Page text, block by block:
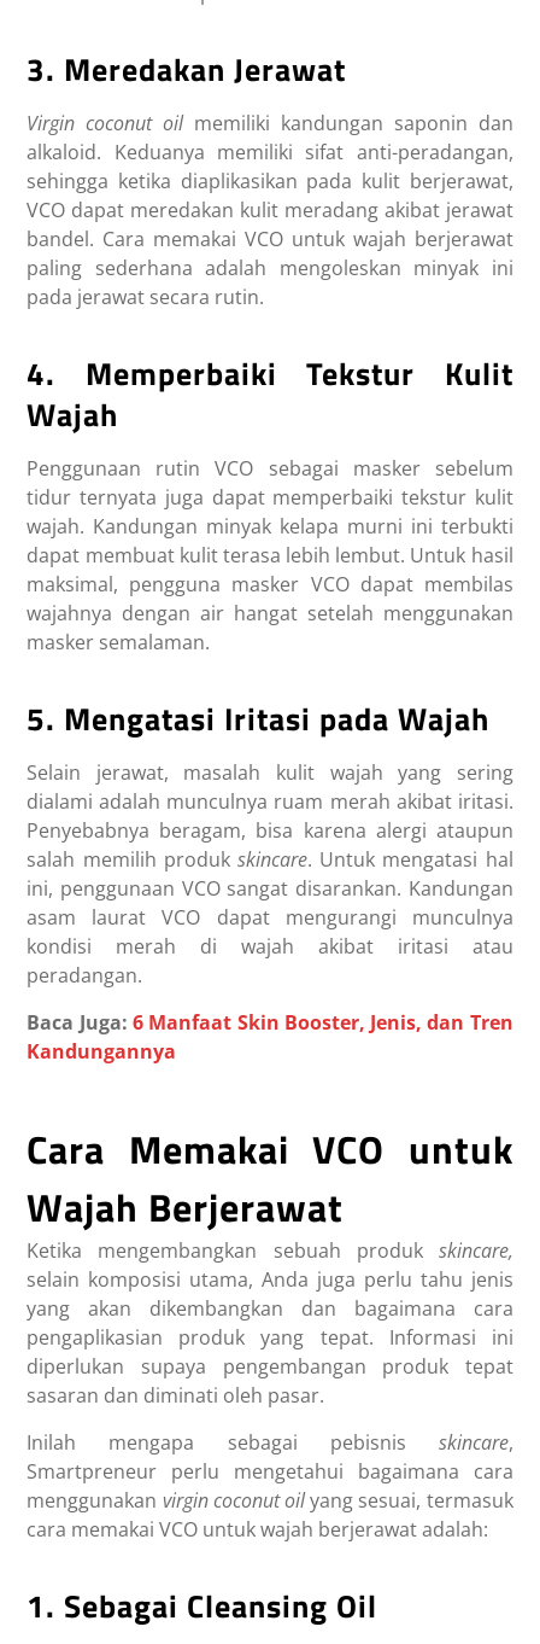
3. Meredakan Jerawat
Virgin coconut oil memiliki kandungan saponin dan
alkaloid. Keduanya memiliki sifat anti-peradangan,
sehingga ketika diaplikasikan pada kulit berjerawat,
VCO dapat meredakan kulit meradang akibat jerawat
bandel. Cara memakai VCO untuk wajah berjerawat
paling sederhana adalah mengoleskan minyak ini
pada jerawat secara rutin.
4. Memperbaiki Tekstur Kulit
Wajah
Penggunaan rutin VCO sebagai masker sebelum
tidur ternyata juga dapat memperbaiki tekstur kulit
wajah. Kandungan minyak kelapa murni ini terbukti
dapat membuat kulit terasa lebih lembut. Untuk hasil
maksimal, pengguna masker VCO dapat membilas
wajahnya dengan air hangat setelah menggunakan
masker semalaman.
5. Mengatasi Iritasi pada Wajah
Selain jerawat, masalah kulit wajah yang sering
dialami adalah munculnya ruam merah akibat iritasi.
Penyebabnya beragam, bisa karena alergi ataupun
salah memilih produk skincare. Untuk mengatasi hal
ini, penggunaan VCO sangat disarankan. Kandungan
asam laurat VCO dapat mengurangi munculnya
kondisi merah di wajah akibat iritasi atau
peradangan.
Baca Juga: 6 Manfaat Skin Booster, Jenis, dan Tren
Kandungannya
Cara Memakai VCO untuk
Wajah Berjerawat
Ketika mengembangkan sebuah produk skincare,
selain komposisi utama, Anda juga perlu tahu jenis
yang akan dikembangkan dan bagaimana cara
pengaplikasian produk yang tepat. Informasi ini
diperlukan supaya pengembangan produk tepat
sasaran dan diminati oleh pasar.
Inilah mengapa sebagai pebisnis skincare,
Smartpreneur perlu mengetahui bagaimana cara
menggunakan virgin coconut oilyang sesuai, termasuk
cara memakai VCO untuk wajah berjerawat adalah:
1. Sebagai Cleansing Oil